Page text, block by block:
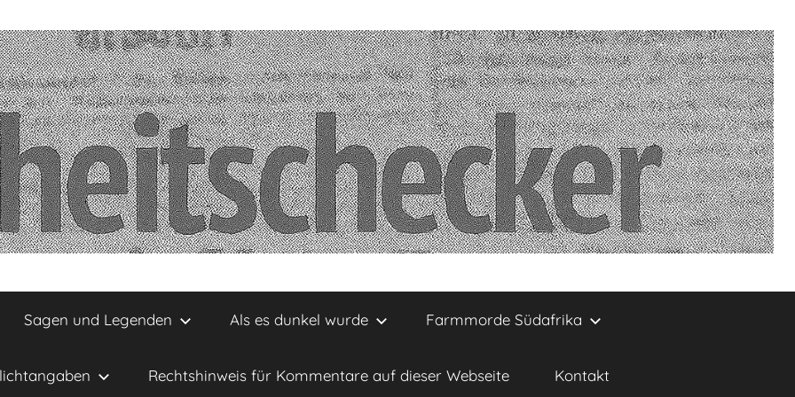
Sagen und Legenden Als es dunkel wurde Farmmorde Südafrika
Rechtshinweis für Kommentare auf dieser Webseite Kontakt